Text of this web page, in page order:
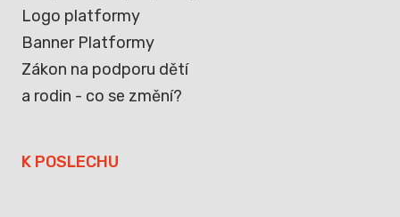
Logo platformy
Banner Platformy
Zákon na podporu dětí
a rodin - co se změní?
K POSLECHU